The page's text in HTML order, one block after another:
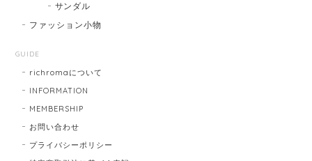
サンダル
ファッション小物
GUIDE
richromaについて
INFORMATION
MEMBERSHIP
お問い合わせ
プライバシーポリシー